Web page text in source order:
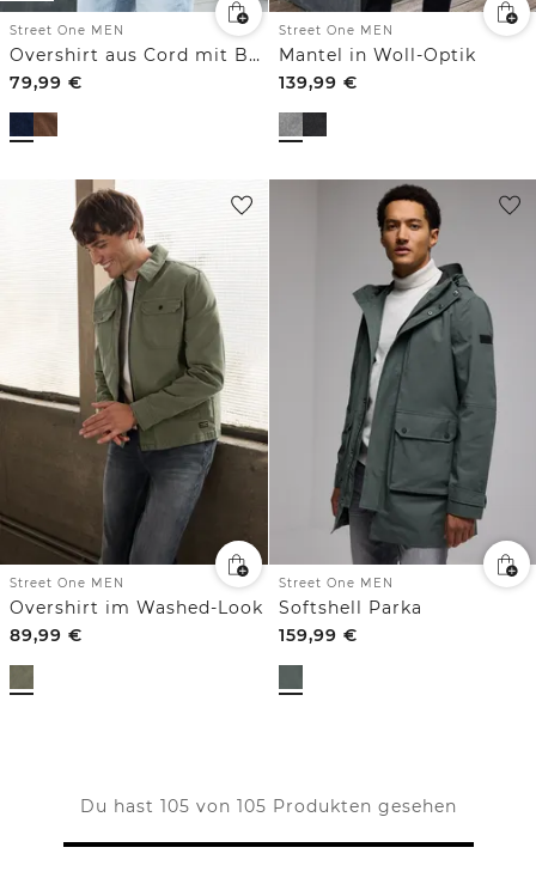
Street One MEN
Overshirt aus Cord mit Brusttaschen
79,99 €
Street One MEN
Mantel in Woll-Optik
139,99 €
Street One MEN
Overshirt im Washed-Look
89,99 €
Street One MEN
Softshell Parka
159,99 €
Du hast 105 von 105 Produkten gesehen